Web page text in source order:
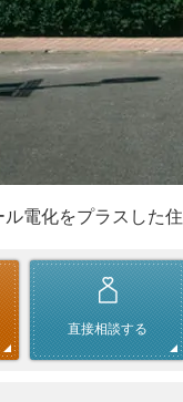
電化をプラスした
直接相談する